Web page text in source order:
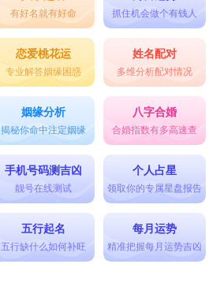
有好名就有好命 抓住机会做个有钱人
恋爱桃花运
专业解答姻缘困惑
姓名配对
多维分析配对情况
姻缘分析
揭秘你命中注定姻缘
八字合婚
合婚指数有多高速查
手机号码测吉凶
靓号在线测试
个人占星
领取你的专属星盘报告
五行起名
五行缺什么如何补旺
每月运势
精准把握每月运势吉凶